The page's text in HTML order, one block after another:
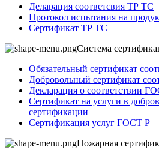
Деларация соответсвия ТР ТС
Протокол испытания на
Сертификат ТР ТС
Система
Обязательный сертификат
Добровольный сертификат
Декларация о соответствии
Сертификат на услуги в
сертификации
Сертификация услуг ГОСТ Р
Пожарная